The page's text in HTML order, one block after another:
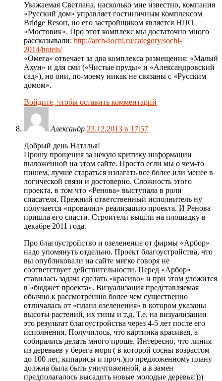
Уважаемая Светлана, насколько мне известно, компания
«Русский дом» управляет гостиничным комплексом
Bridge Resort, но его застройщиком является НПО
«Мостовик». Про этот комплекс мы достаточно много
рассказывали: http://arch-sochi.ru/category/sochi-
2014/hotels/
«Омега» отвечает за два комплекса размещения: «Малый
Ахун» и для сми («Чистые пруды» и «Александровский
сад»), но они, по-моему никак не связаны с «Русским
домом».
Войдите, чтобы оставить комментарий
Александр 23.12.2013 в 17:57
Добрый день Наталья!
Прошу прощения за некую критику информации
выложенной на этом сайте. Просто если мы о чем-то
пишем, лучше стараться излагать все более или менее в
логической связи и достоверно. Сложность этого
проекта, в том что «Ренова» выступала в роли
спасателя. Прежний ответственный исполнитель ну
получается «провалил» реализацию проекта. И Ренова
пришла его спасти. Строители вышли на площадку в
декабре 2011 года.
Про благоустройство и озеленение от фирмы «Арбор»
надо упомянуть отдельно. Проект благоустройства, что
вы опубликовали на сайте мягко говоря не
соответствует действительности. Перед «Арбор»
ставилась задача сделать «красиво» и при этом уложится
в «бюджет проекта». Визуализация представляемая
обычно к рассмотрению более чем существенно
отличалась от «плана озеленения» в котором указаны
высоты растений, их типы и т.д. Т.е. на визуализации
это результат благоустройства через 4-5 лет после его
исполнения. Получилось, что картинка красивая, а
собирались делать много проще. Интересно, что линия
из деревьев у берега моря ( в которой сосны возрастом
до 100 лет, кипарисы и проч.)по предложенному плану
должна была быть уничтоженной, а в замен
предполагалось высадить новые молодые деревья:)))